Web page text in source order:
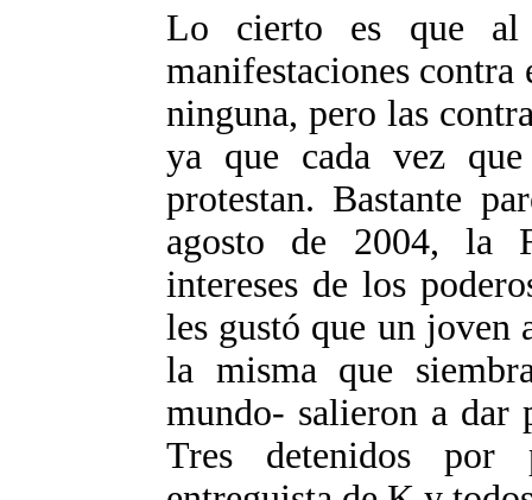
Lo cierto es que al
manifestaciones
ninguna, pero las
ya que cada vez
protestan. Bastante
agosto de 2004, la
intereses de los
les gustó que un joven
la misma que
mundo- salieron a dar
Tres detenidos por